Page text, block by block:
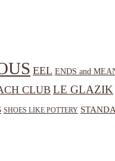
EEL ENDS and
CLUB LE GLAZIK
SHOES LIKE POTTERY